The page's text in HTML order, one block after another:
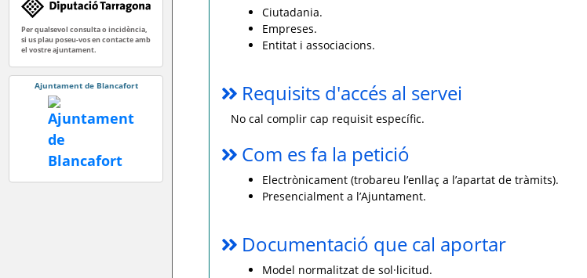
Per qualsevol consulta o incidència,
si us plau poseu-vos en contacte amb
el vostre ajuntament.
Ajuntament de Blancafort
Ciutadania.
Empreses.
Entitat i associacions.
Requisits d'accés al servei
No cal complir cap requisit específic.
Com es fa la petició
Electrònicament (trobareu l’enllaç a l’apartat de tràmits).
Presencialment a l’Ajuntament.
Documentació que cal aportar
Model normalitzat de sol·licitud.